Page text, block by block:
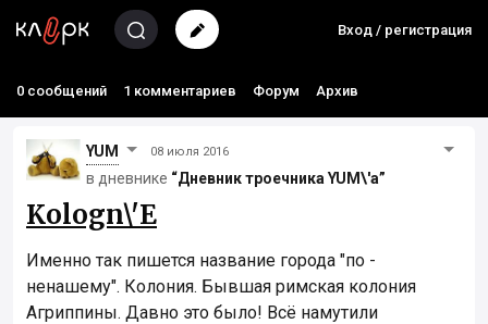
Вход / регистрация
0 сообщений 1 комментариев Форум Архив
YUM 08 июля 2016
в дневнике “Дневник троечника YUM\'а”
Kologn\'E
Именно так пишется название города "по -
ненашему". Колония. Бывшая римская колония
Агриппины. Давно это было! Всё намутили